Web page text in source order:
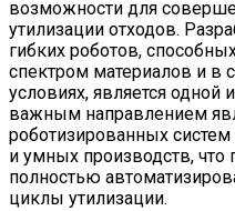
возможности для
утилизации отходов.
гибких роботов,
спектром материалов и в
условиях, является одной
важным направлением
роботизированных
и умных производств, что
полностью
циклы утилизации.